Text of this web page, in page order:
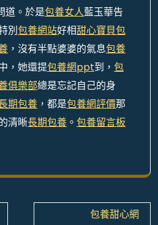
道。於是包養女人藍玉華告
別包養網站好相甜心寶貝包
，沒有半點婆婆的氣息包養
，她還提包養網ppt到， 包
俱樂部總是忘記自己的身
期包養 ，都是包養網評價那
清晰長期包養 。 包養留言板
包養甜心網